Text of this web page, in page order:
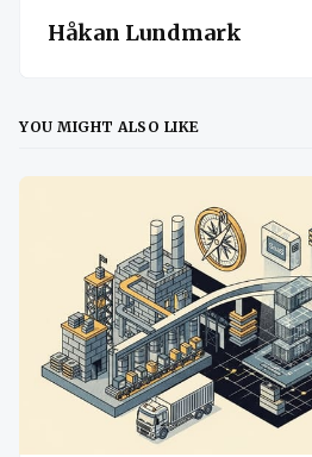
Håkan Lundmark
YOU MIGHT ALSO LIKE